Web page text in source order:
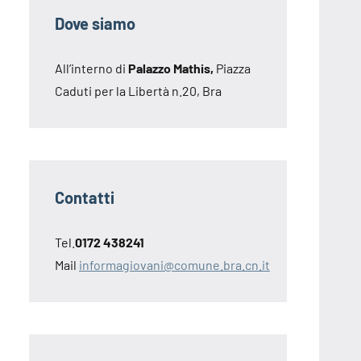
Dove siamo
All’interno di Palazzo Mathis, Piazza
Caduti per la Libertà n.20, Bra
Contatti
Tel. 0172 438241
Mail informagiovani@comune.bra.cn.it